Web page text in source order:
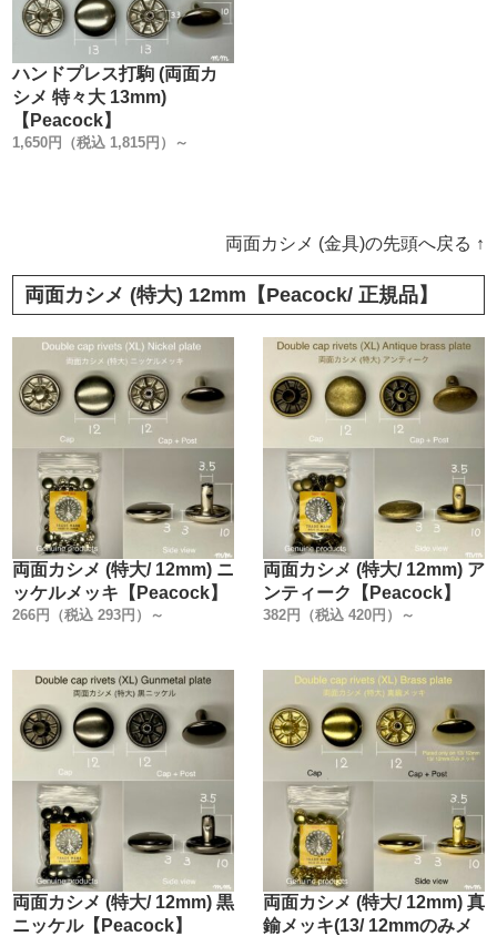
ハンドプレス打駒 (両面カ
シメ 特々大 13mm)
【Peacock】
1,650円（税込 1,815円）～
両面カシメ (金具)の先頭へ戻る ↑
両面カシメ (特大) 12mm【Peacock/ 正規品】
両面カシメ (特大/ 12mm) ニ
ッケルメッキ【Peacock】
266円（税込 293円）～
両面カシメ (特大/ 12mm) ア
ンティーク【Peacock】
382円（税込 420円）～
両面カシメ (特大/ 12mm) 黒
ニッケル【Peacock】
両面カシメ (特大/ 12mm) 真
鍮メッキ(13/ 12mmのみメ